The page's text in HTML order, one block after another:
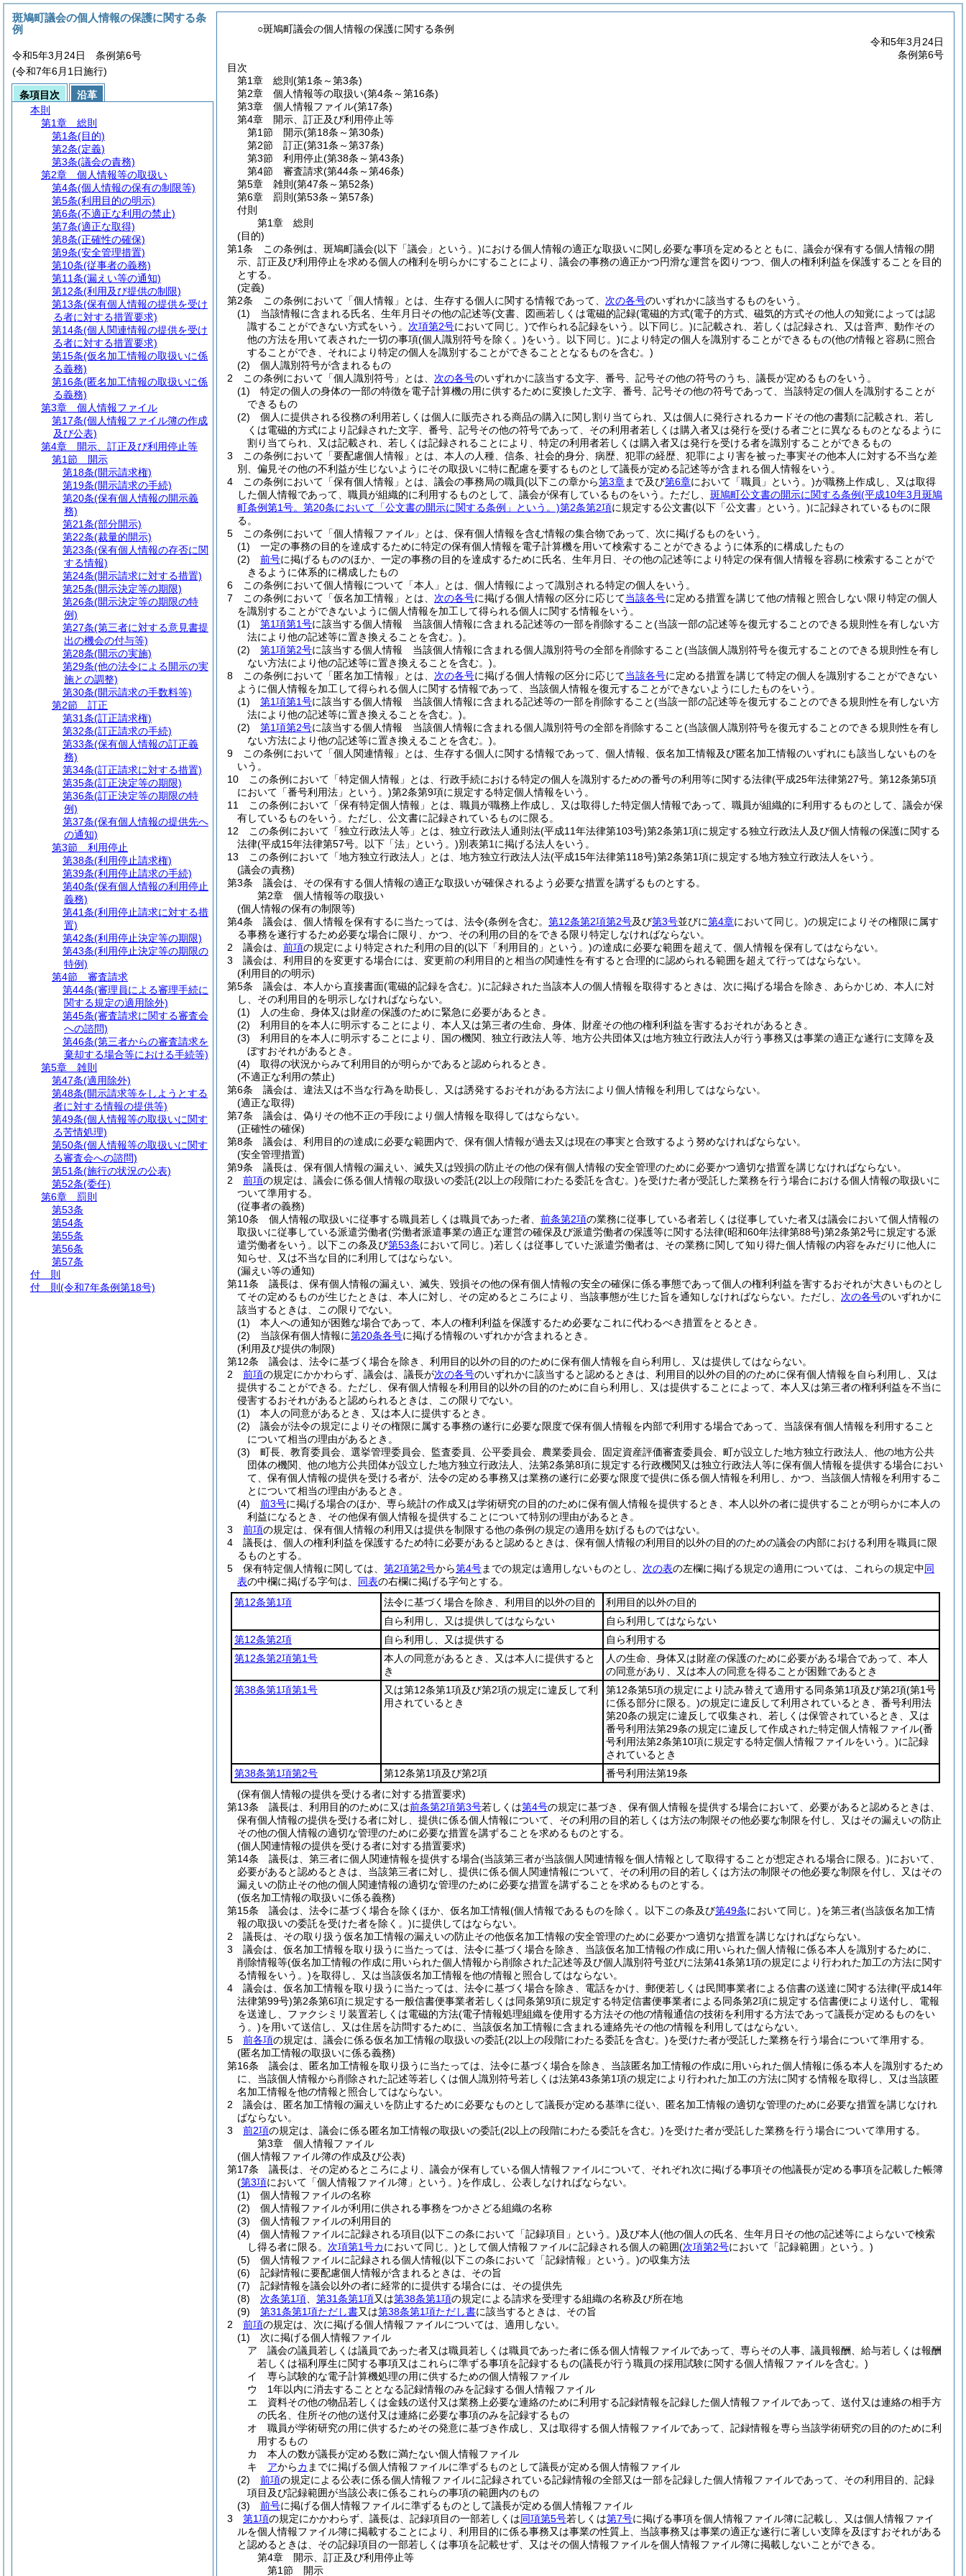
○斑鳩町議会の個人情報の保護に関する条例
令和5年3月24日
条例第6号
目次
第1章
総則 (第1条～第3条)
第2章
個人情報等の取扱い(第4条～第16条)
第3章
個人情報ファイル(第17条)
第4章
開示、訂正及び利用停止等
第1節
開示(第18条～第30条)
第2節
訂正(第31条～第37条)
第3節
利用停止(第38条～第43条)
第4節
審査請求(第44条～第46条)
第5章
雑則 (第47条～第52条)
第6章
罰則 (第53条～第57条)
付則
第1章
総則
(目的)
第1条
この条例は、斑鳩町議会(以下「議会」という。)における個人情報の適正な取扱いに関し必要な事項を定めるとともに、議会が保有する個人情報の開
示、訂正及び利用停止を求める個人の権利を明らかにすることにより、議会の事務の適正かつ円滑な運営を図りつつ、個人の権利利益を保護することを目的
とする。
(定義)
第2条
この条例において「個人情報」とは、生存する個人に関する情報であって、 次の各号のいずれかに該当するものをいう。
(1)
当該情報に含まれる氏名、生年月日その他の記述等(文書、図画若しくは電磁的記録(電磁的方式(電子的方式、磁気的方式その他人の知覚によっては認
識することができない方式をいう。 次項第2号において同じ。)で作られる記録をいう。以下同じ。)に記載され、若しくは記録され、又は音声、動作その
他の方法を用いて表された一切の事項(個人識別符号を除く。)をいう。以下同じ。)により特定の個人を識別することができるもの(他の情報と容易に照合
することができ、それにより特定の個人を識別することができることとなるものを含む。)
(2)
個人識別符号が含まれるもの
2
この条例において「個人識別符号」とは、 次の各号のいずれかに該当する文字、番号、記号その他の符号のうち、議長が定めるものをいう。
(1)
特定の個人の身体の一部の特徴を電子計算機の用に供するために変換した文字、番号、記号その他の符号であって、当該特定の個人を識別することが
できるもの
(2)
個人に提供される役務の利用若しくは個人に販売される商品の購入に関し割り当てられ、又は個人に発行されるカードその他の書類に記載され、若し
くは電磁的方式により記録された文字、番号、記号その他の符号であって、その利用者若しくは購入者又は発行を受ける者ごとに異なるものとなるように
割り当てられ、又は記載され、若しくは記録されることにより、特定の利用者若しくは購入者又は発行を受ける者を識別することができるもの
3
この条例において「要配慮個人情報」とは、本人の人種、信条、社会的身分、病歴、犯罪の経歴、犯罪により害を被った事実その他本人に対する不当な差
別、偏見その他の不利益が生じないようにその取扱いに特に配慮を要するものとして議長が定める記述等が含まれる個人情報をいう。
4
この条例において「保有個人情報」とは、議会の事務局の職員(以下この章から第3章まで及び第6章において「職員」という。)が職務上作成し、又は取得
した個人情報であって、職員が組織的に利用するものとして、議会が保有しているものをいう。 ただし、 斑鳩町公文書の開示に関する条例(平成10年3月斑鳩
町条例第1号。第20条において「公文書の開示に関する条例」という。)第2条第2項に規定する公文書(以下「公文書」という。)に記録されているものに限
る。
5
この条例において「個人情報ファイル」とは、保有個人情報を含む情報の集合物であって、次に掲げるものをいう。
(1)
一定の事務の目的を達成するために特定の保有個人情報を電子計算機を用いて検索することができるように体系的に構成したもの
(2)
前号に掲げるもののほか、一定の事務の目的を達成するために氏名、生年月日、その他の記述等により特定の保有個人情報を容易に検索することがで
きるように体系的に構成したもの
6
この条例において個人情報について「本人」とは、個人情報によって識別される特定の個人をいう。
7
この条例において「仮名加工情報」とは、 次の各号に掲げる個人情報の区分に応じて当該各号に定める措置を講じて他の情報と照合しない限り特定の個人
を識別することができないように個人情報を加工して得られる個人に関する情報をいう。
(1)
第1項第1号に該当する個人情報 当該個人情報に含まれる記述等の一部を削除すること(当該一部の記述等を復元することのできる規則性を有しない方
法により他の記述等に置き換えることを含む。)。
(2)
第1項第2号に該当する個人情報 当該個人情報に含まれる個人識別符号の全部を削除すること(当該個人識別符号を復元することのできる規則性を有し
ない方法により他の記述等に置き換えることを含む。)。
8
この条例において「匿名加工情報」とは、 次の各号に掲げる個人情報の区分に応じて当該各号に定める措置を講じて特定の個人を識別することができない
ように個人情報を加工して得られる個人に関する情報であって、当該個人情報を復元することができないようにしたものをいう。
(1)
第1項第1号に該当する個人情報 当該個人情報に含まれる記述等の一部を削除すること(当該一部の記述等を復元することのできる規則性を有しない方
法により他の記述等に置き換えることを含む。)。
(2)
第1項第2号に該当する個人情報 当該個人情報に含まれる個人識別符号の全部を削除すること(当該個人識別符号を復元することのできる規則性を有し
ない方法により他の記述等に置き換えることを含む。)。
9
この条例において「個人関連情報」とは、生存する個人に関する情報であって、個人情報、仮名加工情報及び匿名加工情報のいずれにも該当しないものを
いう。
10
この条例において「特定個人情報」とは、行政手続における特定の個人を識別するための番号の利用等に関する法律(平成25年法律第27号。第12条第5項
において「番号利用法」という。)第2条第9項に規定する特定個人情報をいう。
11
この条例において「保有特定個人情報」とは、職員が職務上作成し、又は取得した特定個人情報であって、職員が組織的に利用するものとして、議会が保
有しているものをいう。 ただし、公文書に記録されているものに限る。
12
この条例において「独立行政法人等」とは、独立行政法人通則法(平成11年法律第103号)第2条第1項に規定する独立行政法人及び個人情報の保護に関する
法律(平成15年法律第57号。以下「法」という。)別表第1に掲げる法人をいう。
13
この条例において「地方独立行政法人」とは、地方独立行政法人法(平成15年法律第118号)第2条第1項に規定する地方独立行政法人をいう。
(議会の責務)
第3条
議会は、その保有する個人情報の適正な取扱いが確保されるよう必要な措置を講ずるものとする。
第2章
個人情報等の取扱い
(個人情報の保有の制限等)
第4条
議会は、個人情報を保有するに当たっては、法令(条例を含む。 第12条第2項第2号及び第3号並びに第4章において同じ。)の規定によりその権限に属す
る事務を遂行するため必要な場合に限り、かつ、その利用の目的をできる限り特定しなければならない。
2
議会は、 前項の規定により特定された利用の目的(以下「利用目的」という。)の達成に必要な範囲を超えて、個人情報を保有してはならない。
3
議会は、利用目的を変更する場合には、変更前の利用目的と相当の関連性を有すると合理的に認められる範囲を超えて行ってはならない。
(利用目的の明示)
第5条
議会は、本人から直接書面(電磁的記録を含む。)に記録された当該本人の個人情報を取得するときは、次に掲げる場合を除き、あらかじめ、本人に対
し、その利用目的を明示しなければならない。
(1)
人の生命、身体又は財産の保護のために緊急に必要があるとき。
(2)
利用目的を本人に明示することにより、本人又は第三者の生命、身体、財産その他の権利利益を害するおそれがあるとき。
(3)
利用目的を本人に明示することにより、国の機関、独立行政法人等、地方公共団体又は地方独立行政法人が行う事務又は事業の適正な遂行に支障を及
ぼすおそれがあるとき。
(4)
取得の状況からみて利用目的が明らかであると認められるとき。
(不適正な利用の禁止)
第6条
議会は、違法又は不当な行為を助長し、又は誘発するおそれがある方法により個人情報を利用してはならない。
(適正な取得)
第7条
議会は、偽りその他不正の手段により個人情報を取得してはならない。
(正確性の確保)
第8条
議会は、利用目的の達成に必要な範囲内で、保有個人情報が過去又は現在の事実と合致するよう努めなければならない。
(安全管理措置)
第9条
議長は、保有個人情報の漏えい、滅失又は毀損の防止その他の保有個人情報の安全管理のために必要かつ適切な措置を講じなければならない。
2
前項の規定は、議会に係る個人情報の取扱いの委託(2以上の段階にわたる委託を含む。)を受けた者が受託した業務を行う場合における個人情報の取扱いに
ついて準用する。
(従事者の義務)
第10条
個人情報の取扱いに従事する職員若しくは職員であった者、 前条第2項の業務に従事している者若しくは従事していた者又は議会において個人情報の
取扱いに従事している派遣労働者(労働者派遣事業の適正な運営の確保及び派遣労働者の保護等に関する法律(昭和60年法律第88号)第2条第2号に規定する派
遣労働者をいう。以下この条及び第53条において同じ。)若しくは従事していた派遣労働者は、その業務に関して知り得た個人情報の内容をみだりに他人に
知らせ、又は不当な目的に利用してはならない。
(漏えい等の通知)
第11条
議長は、保有個人情報の漏えい、滅失、毀損その他の保有個人情報の安全の確保に係る事態であって個人の権利利益を害するおそれが大きいものとし
てその定めるものが生じたときは、本人に対し、その定めるところにより、当該事態が生じた旨を通知しなければならない。 ただし、 次の各号のいずれかに
該当するときは、この限りでない。
(1)
本人への通知が困難な場合であって、本人の権利利益を保護するため必要なこれに代わるべき措置をとるとき。
(2)
当該保有個人情報に第20条各号に掲げる情報のいずれかが含まれるとき。
(利用及び提供の制限)
第12条
議会は、法令に基づく場合を除き、利用目的以外の目的のために保有個人情報を自ら利用し、又は提供してはならない。
2
前項の規定にかかわらず、議会は、議長が次の各号のいずれかに該当すると認めるときは、利用目的以外の目的のために保有個人情報を自ら利用し、又は
提供することができる。 ただし、保有個人情報を利用目的以外の目的のために自ら利用し、又は提供することによって、本人又は第三者の権利利益を不当に
侵害するおそれがあると認められるときは、この限りでない。
(1)
本人の同意があるとき、又は本人に提供するとき。
(2)
議会が法令の規定によりその権限に属する事務の遂行に必要な限度で保有個人情報を内部で利用する場合であって、当該保有個人情報を利用すること
について相当の理由があるとき。
(3)
町長、教育委員会、選挙管理委員会、監査委員、公平委員会、農業委員会、固定資産評価審査委員会、町が設立した地方独立行政法人、他の地方公共
団体の機関、他の地方公共団体が設立した地方独立行政法人、法第2条第8項に規定する行政機関又は独立行政法人等に保有個人情報を提供する場合におい
て、保有個人情報の提供を受ける者が、法令の定める事務又は業務の遂行に必要な限度で提供に係る個人情報を利用し、かつ、当該個人情報を利用するこ
とについて相当の理由があるとき。
(4)
前3号に掲げる場合のほか、専ら統計の作成又は学術研究の目的のために保有個人情報を提供するとき、本人以外の者に提供することが明らかに本人の
利益になるとき、その他保有個人情報を提供することについて特別の理由があるとき。
3
前項の規定は、保有個人情報の利用又は提供を制限する他の条例の規定の適用を妨げるものではない。
4
議長は、個人の権利利益を保護するため特に必要があると認めるときは、保有個人情報の利用目的以外の目的のための議会の内部における利用を職員に限
るものとする。
5
保有特定個人情報に関しては、 第2項第2号から第4号までの規定は適用しないものとし、 次の表の左欄に掲げる規定の適用については、これらの規定中同
表の中欄に掲げる字句は、 同表の右欄に掲げる字句とする。
第12条第1項
法令に基づく場合を除き、利用目的以外の目的
利用目的以外の目的
自ら利用し、又は提供してはならない
自ら利用してはならない
第12条第2項
自ら利用し、又は提供する
自ら利用する
第12条第2項第1号
本人の同意があるとき、又は本人に提供すると
き
人の生命、身体又は財産の保護のために必要がある場合であって、本人
の同意があり、又は本人の同意を得ることが困難であるとき
第38条第1項第1号
又は第12条第1項及び第2項の規定に違反して利
用されているとき
第12条第5項の規定により読み替えて適用する同条第1項及び第2項(第1号
に係る部分に限る。)の規定に違反して利用されているとき、番号利用法
第20条の規定に違反して収集され、若しくは保管されているとき、又は
番号利用法第29条の規定に違反して作成された特定個人情報ファイル(番
号利用法第2条第10項に規定する特定個人情報ファイルをいう。)に記録
されているとき
第38条第1項第2号
第12条第1項及び第2項
番号利用法第19条
(保有個人情報の提供を受ける者に対する措置要求)
第13条
議長は、利用目的のために又は前条第2項第3号若しくは第4号の規定に基づき、保有個人情報を提供する場合において、必要があると認めるときは、
保有個人情報の提供を受ける者に対し、提供に係る個人情報について、その利用の目的若しくは方法の制限その他必要な制限を付し、又はその漏えいの防止
その他の個人情報の適切な管理のために必要な措置を講ずることを求めるものとする。
(個人関連情報の提供を受ける者に対する措置要求)
第14条
議長は、第三者に個人関連情報を提供する場合(当該第三者が当該個人関連情報を個人情報として取得することが想定される場合に限る。)において、
必要があると認めるときは、当該第三者に対し、提供に係る個人関連情報について、その利用の目的若しくは方法の制限その他必要な制限を付し、又はその
漏えいの防止その他の個人関連情報の適切な管理のために必要な措置を講ずることを求めるものとする。
(仮名加工情報の取扱いに係る義務)
第15条
議会は、法令に基づく場合を除くほか、仮名加工情報(個人情報であるものを除く。以下この条及び第49条において同じ。)を第三者(当該仮名加工情
報の取扱いの委託を受けた者を除く。)に提供してはならない。
2
議長は、その取り扱う仮名加工情報の漏えいの防止その他仮名加工情報の安全管理のために必要かつ適切な措置を講じなければならない。
3
議会は、仮名加工情報を取り扱うに当たっては、法令に基づく場合を除き、当該仮名加工情報の作成に用いられた個人情報に係る本人を識別するために、
削除情報等(仮名加工情報の作成に用いられた個人情報から削除された記述等及び個人識別符号並びに法第41条第1項の規定により行われた加工の方法に関す
る情報をいう。)を取得し、又は当該仮名加工情報を他の情報と照合してはならない。
4
議会は、仮名加工情報を取り扱うに当たっては、法令に基づく場合を除き、電話をかけ、郵便若しくは民間事業者による信書の送達に関する法律(平成14年
法律第99号)第2条第6項に規定する一般信書便事業者若しくは同条第9項に規定する特定信書便事業者による同条第2項に規定する信書便により送付し、電報
を送達し、ファクシミリ装置若しくは電磁的方法(電子情報処理組織を使用する方法その他の情報通信の技術を利用する方法であって議長が定めるものをい
う。)を用いて送信し、又は住居を訪問するために、当該仮名加工情報に含まれる連絡先その他の情報を利用してはならない。
5
前各項の規定は、議会に係る仮名加工情報の取扱いの委託(2以上の段階にわたる委託を含む。)を受けた者が受託した業務を行う場合について準用する。
(匿名加工情報の取扱いに係る義務)
第16条
議会は、匿名加工情報を取り扱うに当たっては、法令に基づく場合を除き、当該匿名加工情報の作成に用いられた個人情報に係る本人を識別するため
に、当該個人情報から削除された記述等若しくは個人識別符号若しくは法第43条第1項の規定により行われた加工の方法に関する情報を取得し、又は当該匿
名加工情報を他の情報と照合してはならない。
2
議会は、匿名加工情報の漏えいを防止するために必要なものとして議長が定める基準に従い、匿名加工情報の適切な管理のために必要な措置を講じなけれ
ばならない。
3
前2項の規定は、議会に係る匿名加工情報の取扱いの委託(2以上の段階にわたる委託を含む。)を受けた者が受託した業務を行う場合について準用する。
第3章
個人情報ファイル
(個人情報ファイル簿の作成及び公表)
第17条
議長は、その定めるところにより、議会が保有している個人情報ファイルについて、それぞれ次に掲げる事項その他議長が定める事項を記載した帳簿
(第3項において「個人情報ファイル簿」という。)を作成し、公表しなければならない。
(1)
個人情報ファイルの名称
(2)
個人情報ファイルが利用に供される事務をつかさどる組織の名称
(3)
個人情報ファイルの利用目的
(4)
個人情報ファイルに記録される項目(以下この条において「記録項目」という。)及び本人(他の個人の氏名、生年月日その他の記述等によらないで検索
し得る者に限る。 次項第1号カにおいて同じ。)として個人情報ファイルに記録される個人の範囲(次項第2号において「記録範囲」という。)
(5)
個人情報ファイルに記録される個人情報(以下この条において「記録情報」という。)の収集方法
(6)
記録情報に要配慮個人情報が含まれるときは、その旨
(7)
記録情報を議会以外の者に経常的に提供する場合には、その提供先
(8)
次条第1項 第31条第1項又は第38条第1項の規定による請求を受理する組織の名称及び所在地
(9)
第31条第1項ただし書又は第38条第1項ただし書に該当するときは、その旨
2
前項の規定は、次に掲げる個人情報ファイルについては、適用しない。
(1)
次に掲げる個人情報ファイル
ア
議会の議員若しくは議員であった者又は職員若しくは職員であった者に係る個人情報ファイルであって、専らその人事、議員報酬、給与若しくは報酬
若しくは福利厚生に関する事項又はこれらに準ずる事項を記録するもの(議長が行う職員の採用試験に関する個人情報ファイルを含む。)
イ
専ら試験的な電子計算機処理の用に供するための個人情報ファイル
ウ
1年以内に消去することとなる記録情報のみを記録する個人情報ファイル
エ
資料その他の物品若しくは金銭の送付又は業務上必要な連絡のために利用する記録情報を記録した個人情報ファイルであって、送付又は連絡の相手方
の氏名、住所その他の送付又は連絡に必要な事項のみを記録するもの
オ
職員が学術研究の用に供するためその発意に基づき作成し、又は取得する個人情報ファイルであって、記録情報を専ら当該学術研究の目的のために利
用するもの
カ
本人の数が議長が定める数に満たない個人情報ファイル
キ
アからカ までに掲げる個人情報ファイルに準ずるものとして議長が定める個人情報ファイル
(2)
前項の規定による公表に係る個人情報ファイルに記録されている記録情報の全部又は一部を記録した個人情報ファイルであって、その利用目的、記録
項目及び記録範囲が当該公表に係るこれらの事項の範囲内のもの
(3)
前号に掲げる個人情報ファイルに準ずるものとして議長が定める個人情報ファイル
3
第1項の規定にかかわらず、議長は、記録項目の一部若しくは同項第5号若しくは第7号に掲げる事項を個人情報ファイル簿に記載し、又は個人情報ファイ
ルを個人情報ファイル簿に掲載することにより、利用目的に係る事務又は事業の性質上、当該事務又は事業の適正な遂行に著しい支障を及ぼすおそれがある
と認めるときは、その記録項目の一部若しくは事項を記載せず、又はその個人情報ファイルを個人情報ファイル簿に掲載しないことができる。
第4章
開示、訂正及び利用停止等
第1節
開示
斑鳩町議会の個人情報の保護に関する条
例
令和5年3月24日 条例第6号
(令和7年6月1日施行)
条項目次
沿革
本則
第1章
総則
第1条(目的)
第2条(定義)
第3条(議会の責務)
第2章
個人情報等の取扱い
第4条(個人情報の保有の制限等)
第5条(利用目的の明示)
第6条(不適正な利用の禁止)
第7条(適正な取得)
第8条(正確性の確保)
第9条(安全管理措置)
第10条(従事者の義務)
第11条(漏えい等の通知)
第12条(利用及び提供の制限)
第13条(保有個人情報の提供を受け
る者に対する措置要求)
第14条(個人関連情報の提供を受け
る者に対する措置要求)
第15条(仮名加工情報の取扱いに係
る義務)
第16条(匿名加工情報の取扱いに係
る義務)
第3章
個人情報ファイル
第17条(個人情報ファイル簿の作成
及び公表)
第4章
開示、訂正及び利用停止等
第1節
開示
第18条(開示請求権)
第19条(開示請求の手続)
第20条(保有個人情報の開示義
務)
第21条(部分開示)
第22条(裁量的開示)
第23条(保有個人情報の存否に関
する情報)
第24条(開示請求に対する措置)
第25条(開示決定等の期限)
第26条(開示決定等の期限の特
例)
第27条(第三者に対する意見書提
出の機会の付与等)
第28条(開示の実施)
第29条(他の法令による開示の実
施との調整)
第30条(開示請求の手数料等)
第2節
訂正
第31条(訂正請求権)
第32条(訂正請求の手続)
第33条(保有個人情報の訂正義
務)
第34条(訂正請求に対する措置)
第35条(訂正決定等の期限)
第36条(訂正決定等の期限の特
例)
第37条(保有個人情報の提供先へ
の通知)
第3節
利用停止
第38条(利用停止請求権)
第39条(利用停止請求の手続)
第40条(保有個人情報の利用停止
義務)
第41条(利用停止請求に対する措
置)
第42条(利用停止決定等の期限)
第43条(利用停止決定等の期限の
特例)
第4節
審査請求
第44条(審理員による審理手続に
関する規定の適用除外)
第45条(審査請求に関する審査会
への諮問)
第46条(第三者からの審査請求を
棄却する場合等における手続等)
第5章
雑則
第47条(適用除外)
第48条(開示請求等をしようとする
者に対する情報の提供等)
第49条(個人情報等の取扱いに関す
る苦情処理)
第50条(個人情報等の取扱いに関す
る審査会への諮問)
第51条(施行の状況の公表)
第52条(委任)
第6章
罰則
第53条
第54条
第55条
第56条
第57条
付 則
付 則 (令和7年条例第18号)